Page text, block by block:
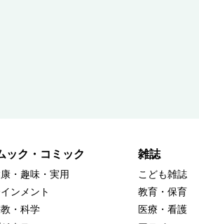
ック・コミック
・趣味・実用
ンメント
・科学
雑誌
こども雑誌
教育・保育
医療・看護